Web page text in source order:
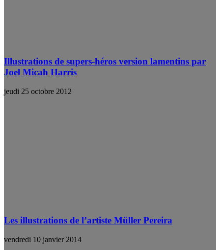
Illustrations de supers-héros version lamentins par
Joel Micah Harris
jeudi 25 octobre 2012
Les illustrations de l’artiste Müller Pereira
vendredi 10 janvier 2014